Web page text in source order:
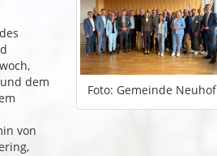
dem
von
Foto: Gemeinde Neuhof